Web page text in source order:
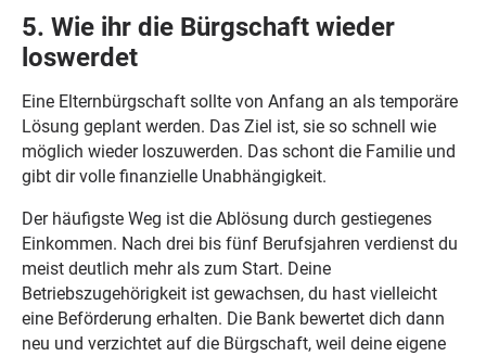
5. Wie ihr die Bürgschaft wieder
loswerdet
Eine Elternbürgschaft sollte von Anfang an als temporäre
Lösung geplant werden. Das Ziel ist, sie so schnell wie
möglich wieder loszuwerden. Das schont die Familie und
gibt dir volle finanzielle Unabhängigkeit.
Der häufigste Weg ist die Ablösung durch gestiegenes
Einkommen. Nach drei bis fünf Berufsjahren verdienst du
meist deutlich mehr als zum Start. Deine
Betriebszugehörigkeit ist gewachsen, du hast vielleicht
eine Beförderung erhalten. Die Bank bewertet dich dann
neu und verzichtet auf die Bürgschaft, weil deine eigene